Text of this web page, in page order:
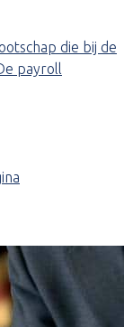
die bij de
payroll